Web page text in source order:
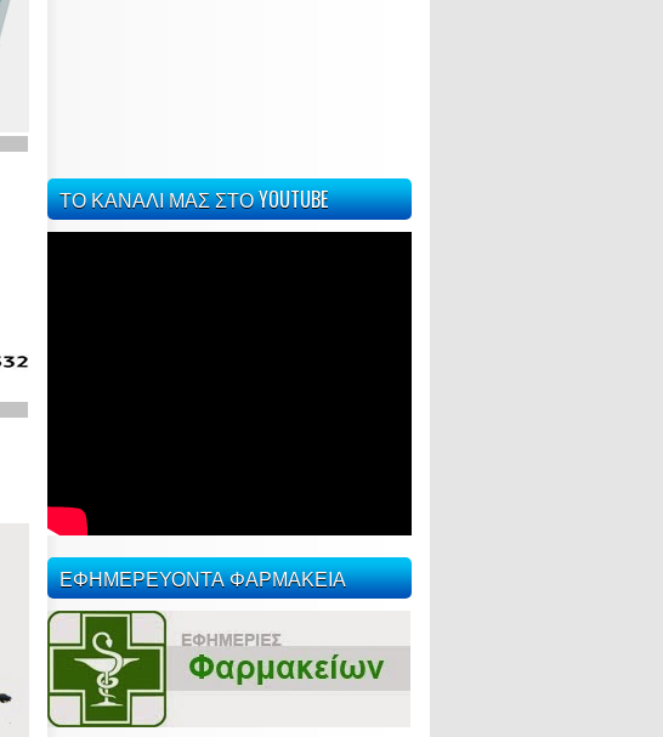
ΤΟ ΚΑΝΑΛΙ ΜΑΣ ΣΤΟ YOUTUBE
ΕΦΗΜΕΡΕΥΟΝΤΑ ΦΑΡΜΑΚΕΙΑ